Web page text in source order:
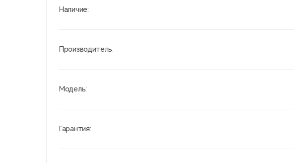
Наличие:
Производитель:
Модель:
Гарантия: